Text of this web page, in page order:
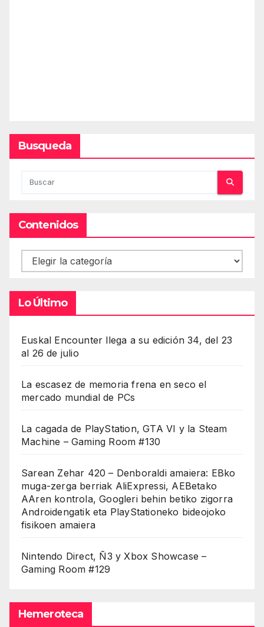
Busqueda
Contenidos
Contenidos
Lo Último
Euskal Encounter llega a su edición 34, del 23
al 26 de julio
La escasez de memoria frena en seco el
mercado mundial de PCs
La cagada de PlayStation, GTA VI y la Steam
Machine – Gaming Room #130
Sarean Zehar 420 – Denboraldi amaiera: EBko
muga-zerga berriak AliExpressi, AEBetako
AAren kontrola, Googleri behin betiko zigorra
Androidengatik eta PlayStationeko bideojoko
fisikoen amaiera
Nintendo Direct, Ñ3 y Xbox Showcase –
Gaming Room #129
Hemeroteca